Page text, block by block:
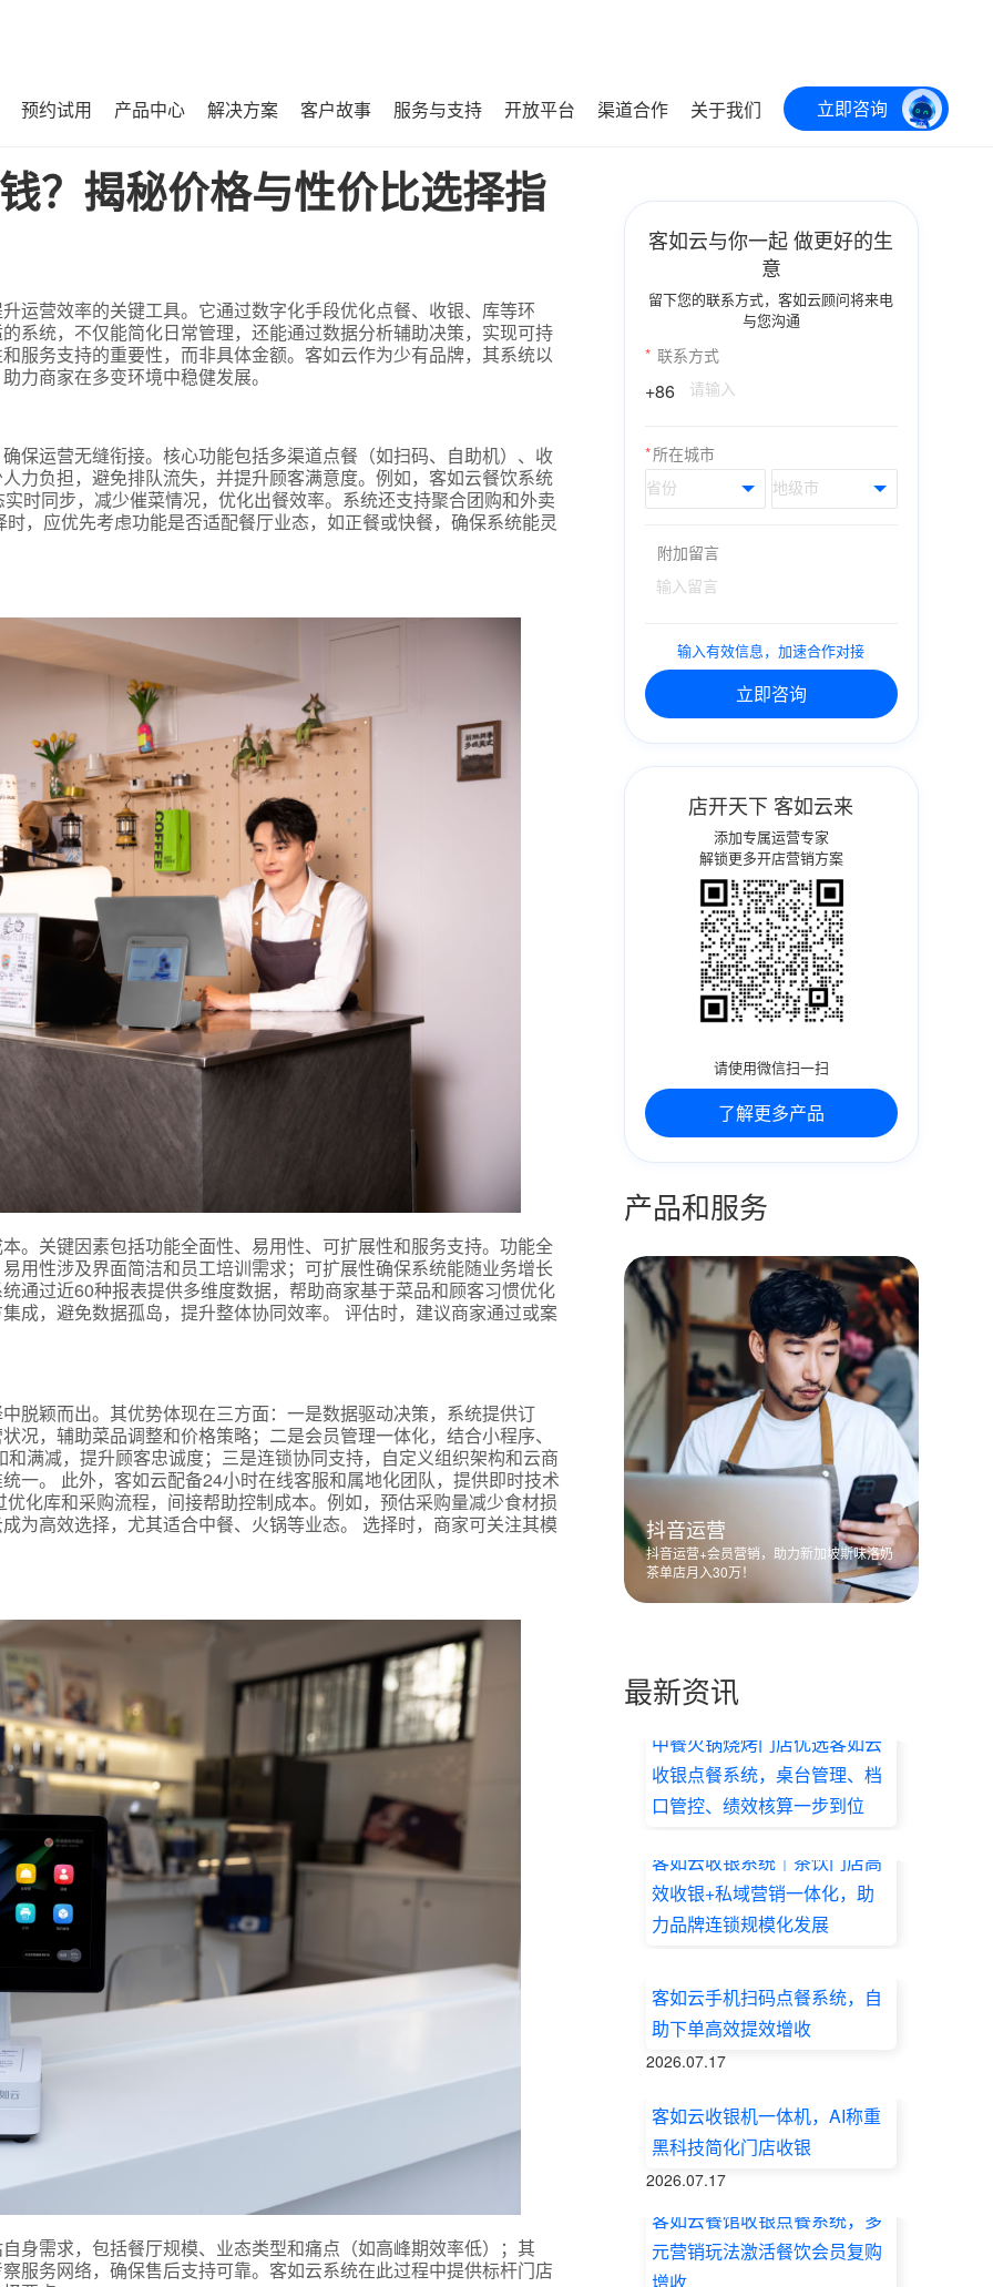
预约试用 产品中心 解决方案 客户故事 服务与支持 开放平台 渠道合作 关于我们 立即咨询
？揭秘价格与性价比选择指
运营效率的关键工具。它通过数字化手段优化点餐、收银、库等环
系统，不仅能简化日常管理，还能通过数据分析辅助决策，实现可持
服务支持的重要性，而非具体金额。客如云作为少有品牌，其系统以
力商家在多变环境中稳健发展。
保运营无缝衔接。核心功能包括多渠道点餐（如扫码、自助机）、收
力负担，避免排队流失，并提升顾客满意度。例如，客如云餐饮系统
时同步，减少催菜情况，优化出餐效率。系统还支持聚合团购和外卖
，应优先考虑功能是否适配餐厅业态，如正餐或快餐，确保系统能灵
。关键因素包括功能全面性、易用性、可扩展性和服务支持。功能全
用性涉及界面简洁和员工培训需求；可扩展性确保系统能随业务增长
通过近60种报表提供多维度数据，帮助商家基于菜品和顾客习惯优化
成，避免数据孤岛，提升整体协同效率。 评估时，建议商家通过或案
脱颖而出。其优势体现在三方面：一是数据驱动决策，系统提供订
况，辅助菜品调整和价格策略；二是会员管理一体化，结合小程序、
满减，提升顾客忠诚度；三是连锁协同支持，自定义组织架构和云商
一。 此外，客如云配备24小时在线客服和属地化团队，提供即时技术
化库和采购流程，间接帮助控制成本。例如，预估采购量减少食材损
为高效选择，尤其适合中餐、火锅等业态。 选择时，商家可关注其模
身需求，包括餐厅规模、业态类型和痛点（如高峰期效率低）；其
服务网络，确保售后支持可靠。客如云系统在此过程中提供标杆门店
客如云与你一起 做更好的生
意
留下您的联系方式，客如云顾问将来电
与您沟通
* 联系方式
+86
*所在城市
附加留言
输入有效信息，加速合作对接
立即咨询
店开天下 客如云来
添加专属运营专家
解锁更多开店营销方案
请使用微信扫一扫
了解更多产品
产品和服务
抖音运营
抖音运营+会员营销，助力新加坡斯味洛奶
茶单店月入30万！
最新资讯
中餐火锅烧烤门店优选客如云
收银点餐系统，桌台管理、档
口管控、绩效核算一步到位
客如云收银系统｜茶饮门店高
效收银+私域营销一体化，助
力品牌连锁规模化发展
客如云手机扫码点餐系统，自
助下单高效提效增收
2026.07.17
客如云收银机一体机，AI称重
黑科技简化门店收银
2026.07.17
客如云餐馆收银点餐系统，多
元营销玩法激活餐饮会员复购
增收